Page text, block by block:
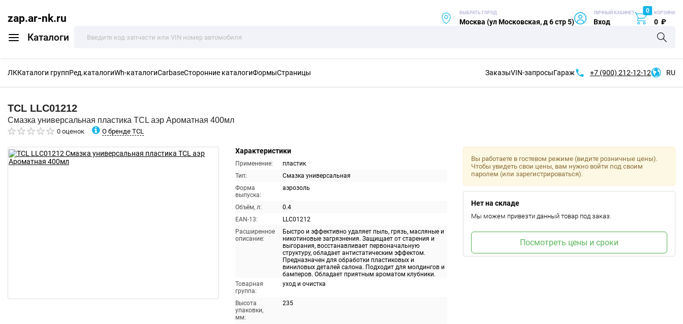
zap.ar-nk.ru
Каталоги
ВЫБРАТЬ ГОРОД
Москва (ул Московская, д 6 стр 5)
ЛИЧНЫЙ КАБИНЕТ
Вход
0 КОРЗИНА
0 ₽
ЛККаталоги группРед.каталогиWh-каталогиCarbaseСторонние каталогиФормыСтраницы ЗаказыVIN-запросыГараж +7 (900) 212-12-12 RU
TCL LLC01212
Смазка универсальная пластика TCL аэр Ароматная 400мл
0 оценок О бренде TCL
Характеристики
Применение:
пластик
Тип:
Смазка универсальная
Форма
выпуска:
аэрозоль
Объём, л:
0.4
EAN-13:
LLC01212
Расширенное
описание:
Быстро и эффективно удаляет пыль, грязь, масляные и
никотиновые загрязнения. Защищает от старения и
выгорания, восстанавливает первоначальную
структуру, обладает антистатическим эффектом.
Предназначен для обработки пластиковых и
виниловых деталей салона. Подходит для молдингов и
бамперов. Обладает приятным ароматом клубники.
Товарная
группа:
уход и очистка
Высота
упаковки,
мм:
235
Вы работаете в гостевом режиме (видите розничные цены).
Чтобы увидеть свои цены, вам нужно войти под своим
паролем (или зарегистрироваться).
Нет на складе
Мы можем привезти данный товар под заказ.
Посмотреть цены и сроки